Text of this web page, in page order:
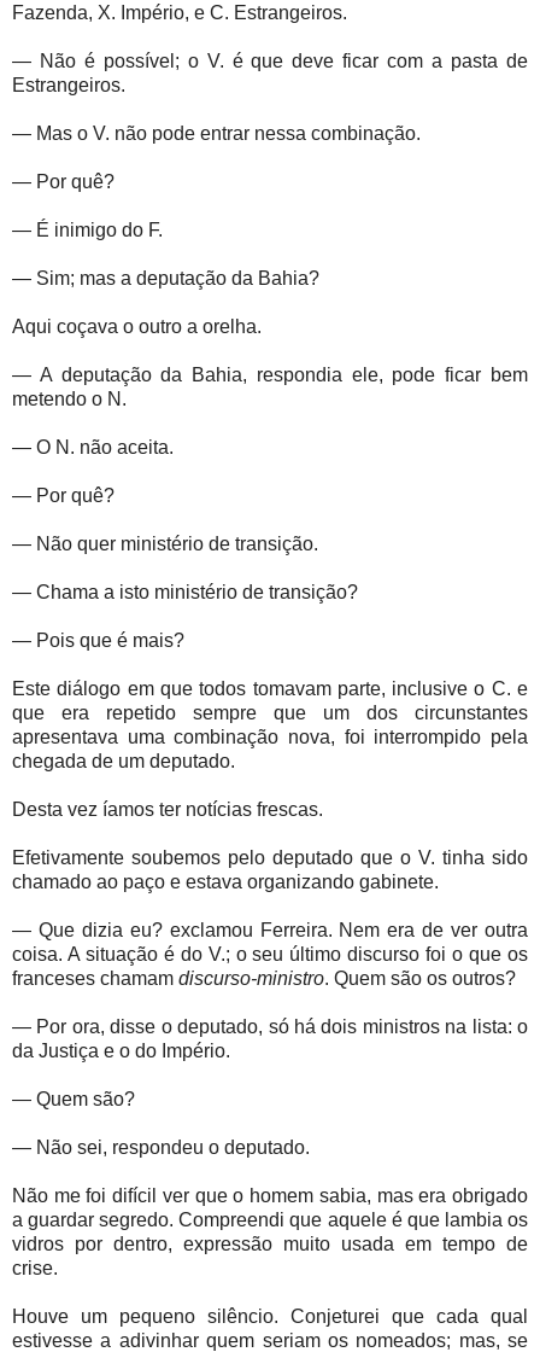
Fazenda, X. Império, e C. Estrangeiros.
— Não é possível; o V. é que deve ficar com a pasta de
Estrangeiros.
— Mas o V. não pode entrar nessa combinação.
— Por quê?
— É inimigo do F.
— Sim; mas a deputação da Bahia?
Aqui coçava o outro a orelha.
— A deputação da Bahia, respondia ele, pode ficar bem
metendo o N.
— O N. não aceita.
— Por quê?
— Não quer ministério de transição.
— Chama a isto ministério de transição?
— Pois que é mais?
Este diálogo em que todos tomavam parte, inclusive o C. e
que era repetido sempre que um dos circunstantes
apresentava uma combinação nova, foi interrompido pela
chegada de um deputado.
Desta vez íamos ter notícias frescas.
Efetivamente soubemos pelo deputado que o V. tinha sido
chamado ao paço e estava organizando gabinete.
— Que dizia eu? exclamou Ferreira. Nem era de ver outra
coisa. A situação é do V.; o seu último discurso foi o que os
franceses chamam discurso-ministro. Quem são os outros?
— Por ora, disse o deputado, só há dois ministros na lista: o
da Justiça e o do Império.
— Quem são?
— Não sei, respondeu o deputado.
Não me foi difícil ver que o homem sabia, mas era obrigado
a guardar segredo. Compreendi que aquele é que lambia os
vidros por dentro, expressão muito usada em tempo de
crise.
Houve um pequeno silêncio. Conjeturei que cada qual
estivesse a adivinhar quem seriam os nomeados; mas, se